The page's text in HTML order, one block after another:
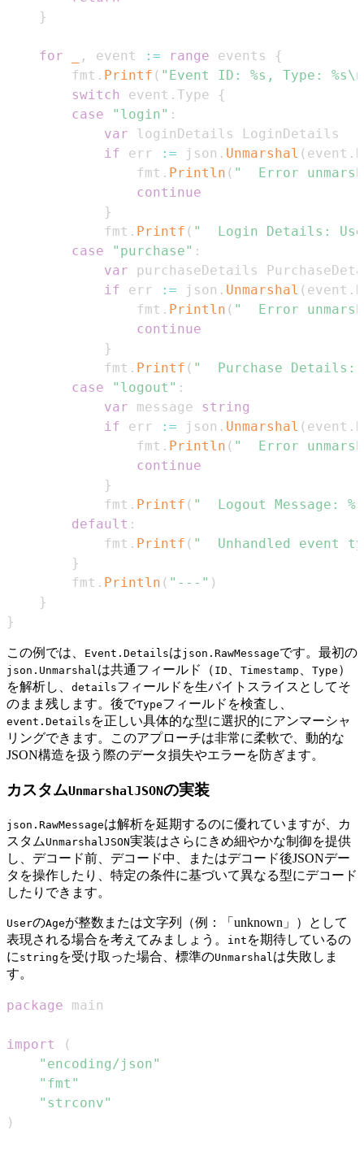
}
for , event := range events
{
		fmt
. Printf ( "Event ID: %s, Type:
switch
event . Type
{
case
"login" :
var
if err := json . Unmarshal ( event .
				fmt
. Println ( "  Error
continue
}
			fmt
. Printf ( "  Login Details:
case
"purchase" :
var
if err := json . Unmarshal ( event .
				fmt
. Println ( "  Error
continue
}
			fmt
. Printf ( "  Purchase Details:
case
"logout" :
var message string
if err := json . Unmarshal ( event .
				fmt
. Println ( "  Error
continue
}
			fmt
. Printf ( "  Logout Message:
default :
			fmt
. Printf ( "  Unhandled event
}
		fmt
. Println ( "---" )
}
}
この例では、 Event.Detailsはjson.RawMessageです。最初の
json.Unmarshalは共通フィールド（ ID Timestamp Type ）
を解析し、 detailsフィールドを生バイトスライスとしてそ
のまま残します。後でTypeフィールドを検査し、
event.Details を正しい具体的な型に選択的にアンマーシャ
リングできます。このアプローチは非常に柔軟で、動的な
JSON構造を扱う際のデータ損失やエラーを防ぎます。
カスタムUnmarshalJSONの実装
json.RawMessageは解析を延期するのに優れていますが、カ
スタム UnmarshalJSON実装はさらにきめ細やかな制御を提供
し、デコード前、デコード中、またはデコード後JSONデー
タを操作したり、特定の条件に基づいて異なる型にデコード
したりできます。
UserのAgeが整数または文字列（例：「unknown」）として
表現される場合を考えてみましょう。
int を期待しているの
に string を受け取った場合、標準のUnmarshal は失敗しま
す。
package
import
(
"encoding/json"
"fmt"
"strconv"
)